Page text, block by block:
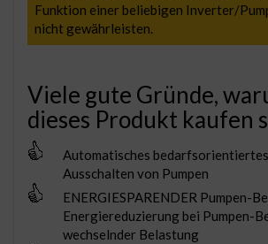
Funktion einer beliebigen Inverter/
nicht gewährleisten.
Viele gute Gründe,
dieses Produkt kaufen
Automatisches
Ausschalten von Pumpen
ENERGIESPARENDER Pumpen-
Energiereduzierung bei Pumpen-
wechselnder Belastung